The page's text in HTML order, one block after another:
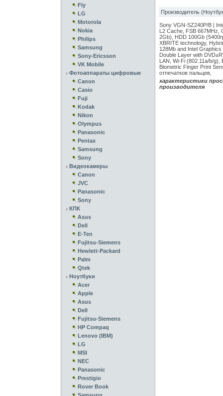
Fly
LG
Motorola
Nokia
Philips
Samsung
Sony-Ericsson
VK Mobile
Фотоаппараты цифровые
Canon
Casio
Fuji
Kodak
Nikon
Olympus
Panasonic
Pentax
Samsung
Sony
Видеокамеры
Canon
JVC
Panasonic
Sony
КПК
Asus
Dell
E-Ten
Fujitsu-Siemens
Hewlett-Packard
Palm
Qtek
Ноутбуки
Acer
Apple
Asus
Dell
Fujitsu-Siemens
HP Compaq
Lenovo (IBM)
LG
MSI
NEC
Panasonic
Prestigio
Rover Book
Производитель
Sony VGN-SZ240P/B |
L2 Cache, FSB 667MHz,
2Gb), HDD 100Gb
XBRITE technology,
128Mb and Intel
Double Layer with
LAN, Wi-Fi (802.11a/b/g),
Biometric Finger Print
отпечатков пальцев,
характеристики
производителя